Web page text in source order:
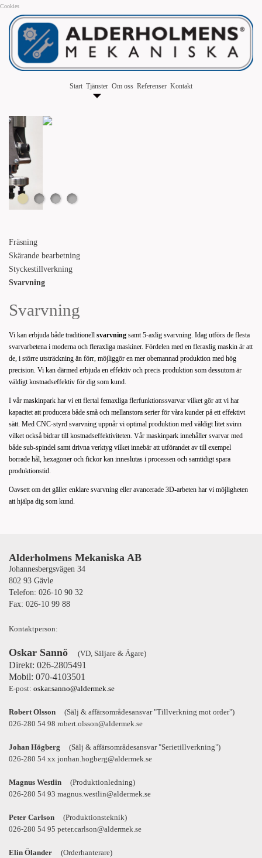
Start Tjänster Om oss Referenser Kontakt
Fräsning
Skärande bearbetning
Styckestillverkning
Svarvning
Svarvning
Vi kan erbjuda både traditionell svarvning samt 5-axlig svarvning. Idag utförs de flesta
svarvarbetena i moderna och fleraxliga maskiner. Fördelen med en fleraxlig maskin är att
de, i större utsträckning än förr, möjliggör en mer obemannad produktion med hög
precision. Vi kan därmed erbjuda en effektiv och precis produktion som dessutom är
väldigt kostnadseffektiv för dig som kund.
I vår maskinpark har vi ett flertal femaxliga flerfunktionssvarvar vilket gör att vi har
kapacitet att producera både små och mellanstora serier för våra kunder på ett effektivt
sätt. Med CNC-styrd svarvning uppnår vi optimal produktion med väldigt litet svinn
vilket också bidrar till kostnadseffektiviteten. Vår maskinpark innehåller svarvar med
både sub-spindel samt drivna verktyg vilket innebär att utförandet av till exempel
borrade hål, hexagoner och fickor kan inneslutas i processen och samtidigt spara
produktionstid.
Oavsett om det gäller enklare svarvning eller avancerade 3D-arbeten har vi möjligheten
att hjälpa dig som kund.
Alderholmens Mekaniska AB
Johannesbergsvägen 34
802 93 Gävle
Telefon: 026-10 90 32
Fax: 026-10 99 88
Kontaktperson:
Oskar Sannö (VD, Säljare & Ägare)
Direkt: 026-2805491
Mobil: 070-4103501
E-post: oskar.sanno@aldermek.se
Robert Olsson
(Sälj & affärsområdesansvar "Tillverkning mot order")
026-280 54 98 robert.olsson@aldermek.se
Johan Högberg
(Sälj & affärsområdesansvar "Serietillverkning")
026-280 54 xx jonhan.hogberg@aldermek.se
Magnus Westlin
(Produktionledning)
026-280 54 93 magnus.westlin@aldermek.se
Peter Carlson
(Produktionsteknik)
026-280 54 95 peter.carlson@aldermek.se
Elin Ölander
(Orderhanterare)
Cookies